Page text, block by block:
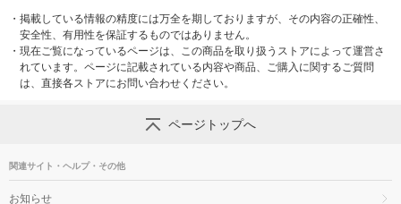
・ 掲載している情報の精度には万全を期しておりますが、その内容の正確性、
安全性、有用性を保証するものではありません。
・ 現在ご覧になっているページは、この商品を取り扱うストアによって運営さ
れています。ページに記載されている内容や商品、ご購入に関するご質問
は、直接各ストアにお問い合わせください。
ページトップへ
関連サイト・ヘルプ・その他
お知らせ